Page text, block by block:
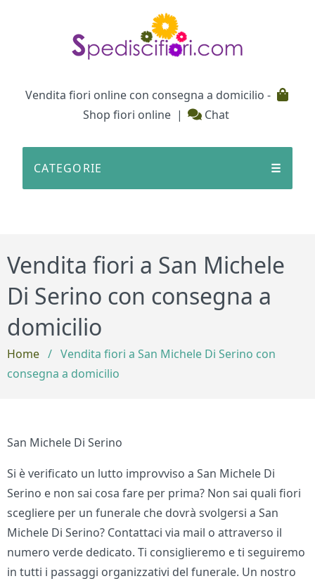
Vendita fiori online con consegna a domicilio -
Shop fiori online | Chat
CATEGORIE ☰
Vendita fiori a San Michele
Di Serino con consegna a
domicilio
Home / Vendita fiori a San Michele Di Serino con
consegna a domicilio
San Michele Di Serino
Si è verificato un lutto improvviso a San Michele Di
Serino e non sai cosa fare per prima? Non sai quali fiori
scegliere per un funerale che dovrà svolgersi a San
Michele Di Serino? Contattaci via mail o attraverso il
numero verde dedicato. Ti consiglieremo e ti seguiremo
in tutti i passaggi organizzativi del funerale. Un nostro